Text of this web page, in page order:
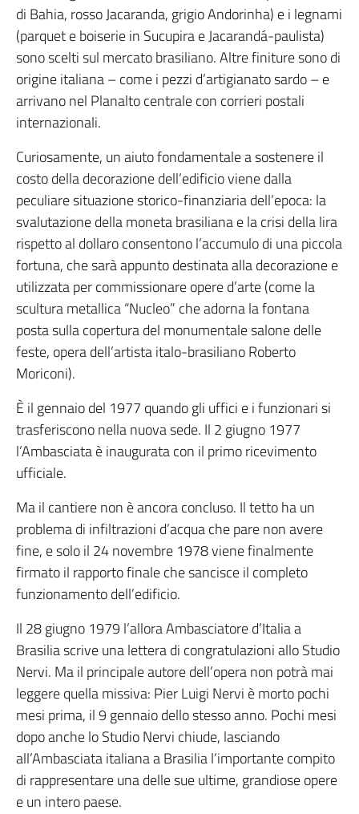
di Bahia, rosso Jacaranda, grigio Andorinha) e i legnami
(parquet e boiserie in Sucupira e Jacarandá-paulista)
sono scelti sul mercato brasiliano. Altre finiture sono di
origine italiana – come i pezzi d’artigianato sardo – e
arrivano nel Planalto centrale con corrieri postali
internazionali.
Curiosamente, un aiuto fondamentale a sostenere il
costo della decorazione dell’edificio viene dalla
peculiare situazione storico-finanziaria dell’epoca: la
svalutazione della moneta brasiliana e la crisi della lira
rispetto al dollaro consentono l’accumulo di una piccola
fortuna, che sarà appunto destinata alla decorazione e
utilizzata per commissionare opere d’arte (come la
scultura metallica “Nucleo” che adorna la fontana
posta sulla copertura del monumentale salone delle
feste, opera dell’artista italo-brasiliano Roberto
Moriconi).
È il gennaio del 1977 quando gli uffici e i funzionari si
trasferiscono nella nuova sede. Il 2 giugno 1977
l’Ambasciata è inaugurata con il primo ricevimento
ufficiale.
Ma il cantiere non è ancora concluso. Il tetto ha un
problema di infiltrazioni d’acqua che pare non avere
fine, e solo il 24 novembre 1978 viene finalmente
firmato il rapporto finale che sancisce il completo
funzionamento dell’edificio.
Il 28 giugno 1979 l’allora Ambasciatore d’Italia a
Brasilia scrive una lettera di congratulazioni allo Studio
Nervi. Ma il principale autore dell’opera non potrà mai
leggere quella missiva: Pier Luigi Nervi è morto pochi
mesi prima, il 9 gennaio dello stesso anno. Pochi mesi
dopo anche lo Studio Nervi chiude, lasciando
all’Ambasciata italiana a Brasilia l’importante compito
di rappresentare una delle sue ultime, grandiose opere
e un intero paese.